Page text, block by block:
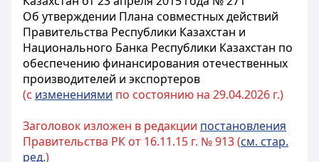
Об утверждении Плана совместных действий
Правительства Республики Казахстан и
Национального Банка Республики Казахстан по
обеспечению финансирования отечественных
производителей и экспортеров
(с изменениями по состоянию на 29.04.2026 г.)
Заголовок изложен в редакции постановления
Правительства РК от 16.11.15 г. № 913 (см. стар.
ред.)